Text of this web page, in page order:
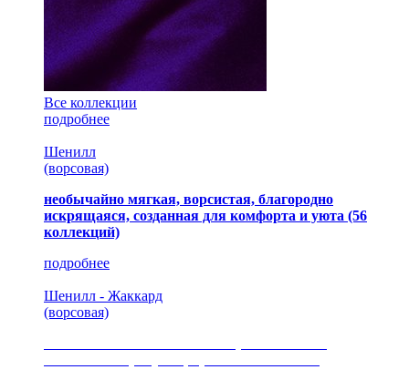
Все коллекции
подробнее
Шенилл
(ворсовая)
необычайно мягкая, ворсистая, благородно
искрящаяся, созданная для комфорта и уюта (56
коллекций)
подробнее
Шенилл - Жаккард
(ворсовая)